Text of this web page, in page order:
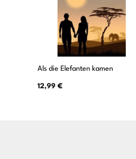
Als die Elefanten kamen
12,99 €